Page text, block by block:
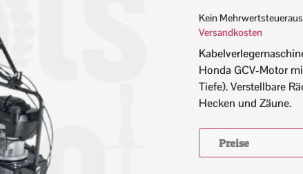
Kein
Versandkosten
Honda GCV-Motor
Tiefe). Verstellbare
Hecken und Zäune.
Preise